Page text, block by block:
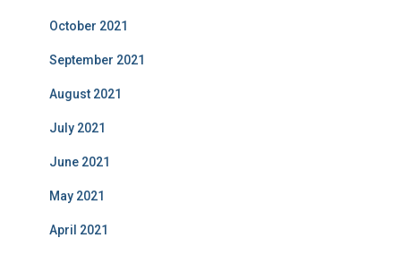
October 2021
September 2021
August 2021
July 2021
June 2021
May 2021
April 2021